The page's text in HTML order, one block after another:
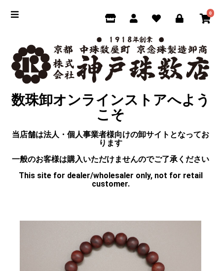
0
数珠卸オンラインストアへよう
こそ
当店舗は法人・個人事業者様向けの卸サイトとなってお
ります
一般のお客様は購入いただけませんのでご了承ください
This site for dealer/wholesaler only, not for retail
customer.